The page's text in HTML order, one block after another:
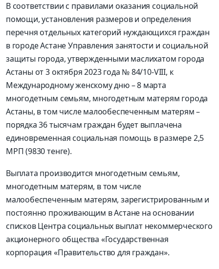
В соответствии с правилами оказания социальной
помощи, установления размеров и определения
перечня отдельных категорий нуждающихся граждан
в городе Астане Управления занятости и социальной
защиты города, утвержденными маслихатом города
Астаны от 3 октября 2023 года № 84/10-VIII, к
Международному женскому дню – 8 марта
многодетным семьям, многодетным матерям города
Астаны, в том числе малообеспеченным матерям –
порядка 36 тысячам граждан будет выплачена
единовременная социальная помощь в размере 2,5
МРП (9830 тенге).
Выплата производится многодетным семьям,
многодетным матерям, в том числе
малообеспеченным матерям, зарегистрированным и
постоянно проживающим в Астане на основании
списков Центра социальных выплат некоммерческого
акционерного общества «Государственная
корпорация «Правительство для граждан».